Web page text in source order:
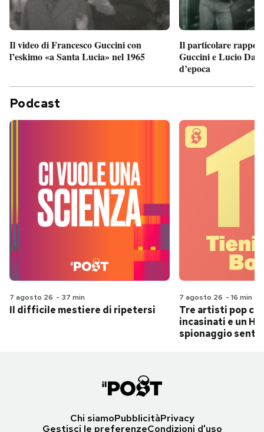
Il video di Francesco Guccini con
l’eskimo «a Santa Lucia» nel 1965
Il particolare
Guccini e Lucio
d’epoca
Podcast
7 agosto 26 - 37 min
Il difficile mestiere di ripetersi
7 agosto 26 - 16 min
Tre artisti pop
incasinati e un
spionaggio
Chi siamoPubblicitàPrivacy
Gestisci le preferenzeCondizioni d'uso